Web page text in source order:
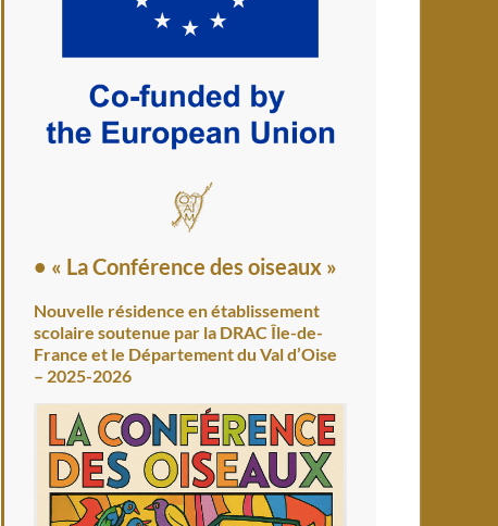
• « La Conférence des oiseaux »
Nouvelle résidence en établissement
scolaire soutenue par la DRAC Île-de-
France et le Département du Val d’Oise
– 2025-2026